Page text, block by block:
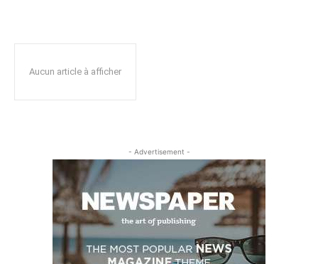
Aucun article à afficher
- Advertisement -